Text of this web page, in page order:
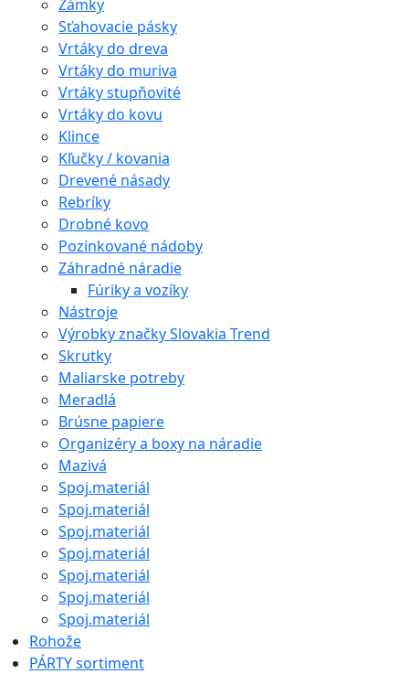
Zámky
Sťahovacie pásky
Vrtáky do dreva
Vrtáky do muriva
Vrtáky stupňovité
Vrtáky do kovu
Klince
Kľučky / kovania
Drevené násady
Rebríky
Drobné kovo
Pozinkované nádoby
Záhradné náradie
Fúriky a vozíky
Nástroje
Výrobky značky Slovakia Trend
Skrutky
Maliarske potreby
Meradlá
Brúsne papiere
Organizéry a boxy na náradie
Mazivá
Spoj.materiál
Spoj.materiál
Spoj.materiál
Spoj.materiál
Spoj.materiál
Spoj.materiál
Spoj.materiál
Rohože
PÁRTY sortiment